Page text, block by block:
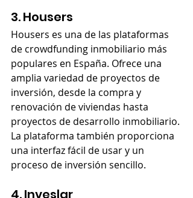
3. Housers
Housers es una de las plataformas
de crowdfunding inmobiliario más
populares en España. Ofrece una
amplia variedad de proyectos de
inversión, desde la compra y
renovación de viviendas hasta
proyectos de desarrollo inmobiliario.
La plataforma también proporciona
una interfaz fácil de usar y un
proceso de inversión sencillo.
4. Inveslar